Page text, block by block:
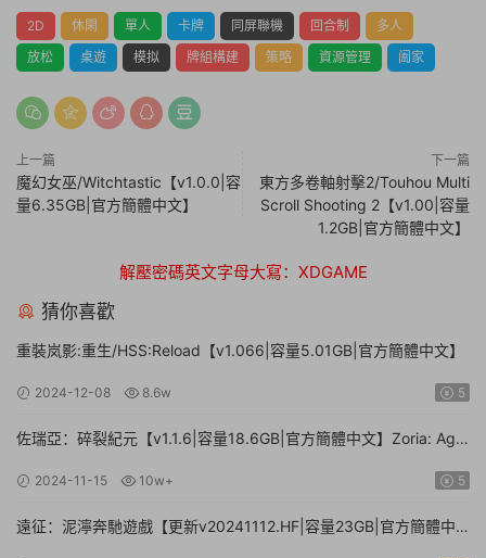
2D 休閑 單人 卡牌 同屏聯機 回合制
多人
放松
桌遊 模拟 牌組構建 策略 資源管理 阖家
上一篇
魔幻女巫/Witchtastic【v1.0.0|容
量6.35GB|官方簡體中文】
下一篇
東方多卷軸射擊2/Touhou Multi
Scroll Shooting 2【v1.00|容量
1.2GB|官方簡體中文】
解壓密碼英文字母大寫：XDGAME
猜你喜歡
重裝岚影:重生/HSS:Reload【v1.066|容量5.01GB|官方簡體中文】
2024-12-08 8.6w 5
佐瑞亞：碎裂紀元【v1.1.6|容量18.6GB|官方簡體中文】Zoria: Age
2024-11-15 10w+ 5
遠征：泥濘奔馳遊戲【更新v20241112.HF|容量23GB|官方簡體中